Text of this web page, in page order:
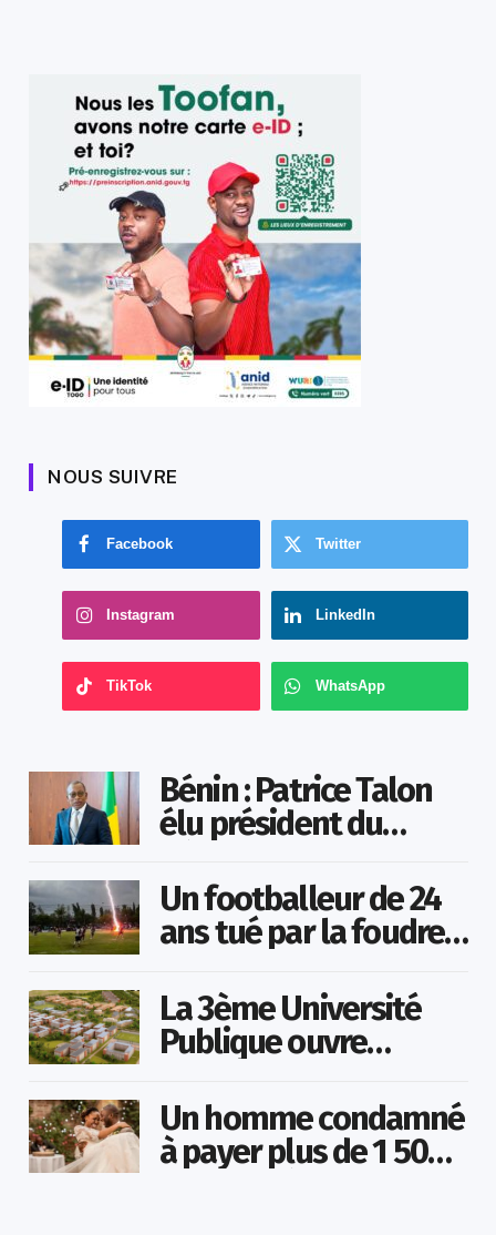
NOUS SUIVRE
Facebook Twitter
Instagram LinkedIn
TikTok WhatsApp
Bénin : Patrice Talon
élu président du
Un footballeur de 24
ans tué par la foudre
La 3ème Université
Publique ouvre
Un homme condamné
à payer plus de 1 500